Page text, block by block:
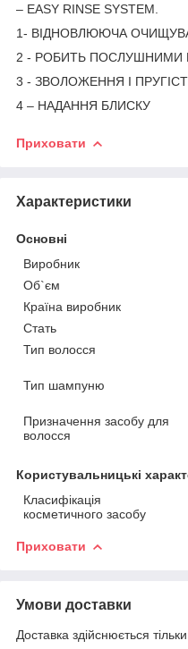
– EASY RINSE SYSTEM.
1- ВІДНОВЛЮЮЧА
2 - РОБИТЬ ПОСЛУШНИМИ
3 - ЗВОЛОЖЕННЯ І
4 – НАДАННЯ БЛИСКУ
Приховати
Характеристики
Основні
Виробник
Об`єм
Країна виробник
Стать
Тип волосся
Тип шампуню
Призначення засобу для
волосся
Користувальницькі
Класифікація
косметичного засобу
Приховати
Умови доставки
Доставка здійснюється